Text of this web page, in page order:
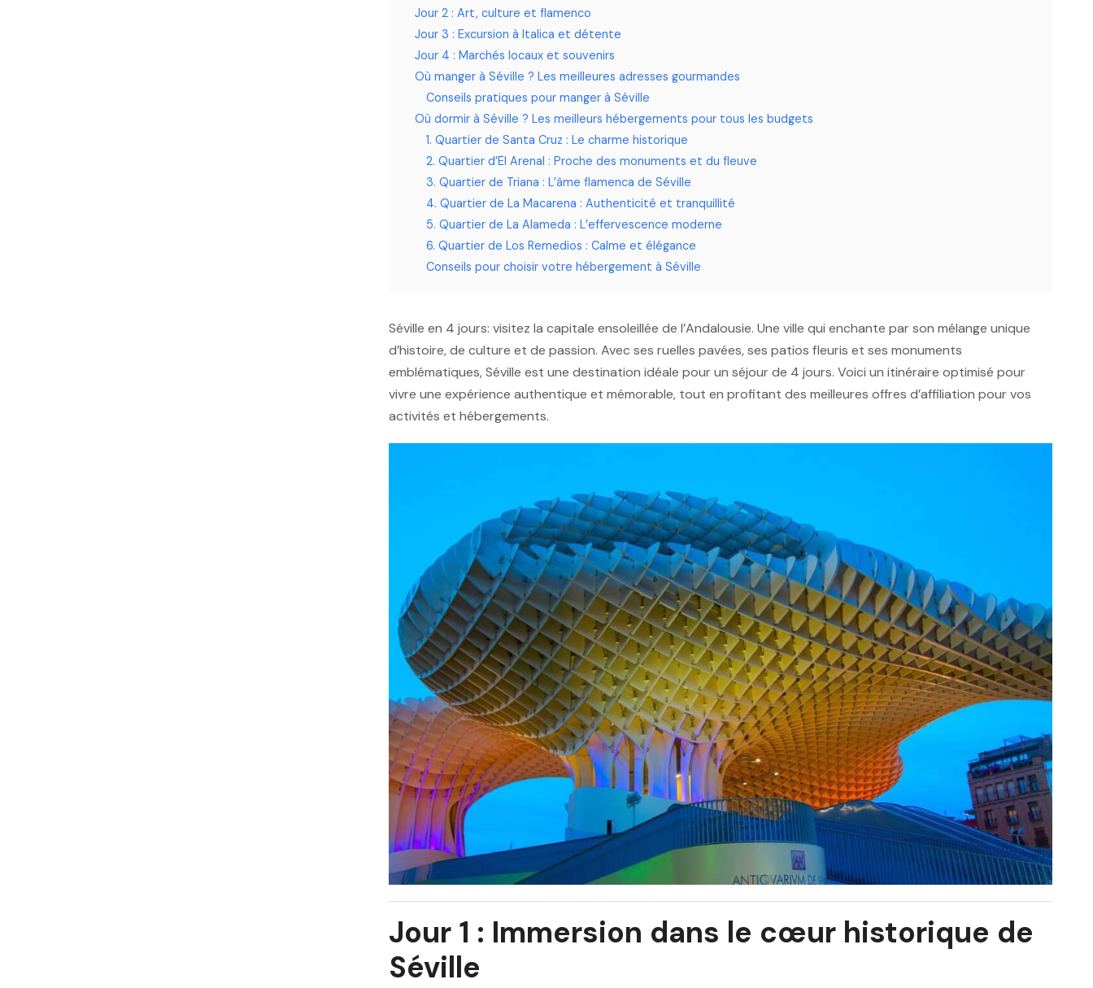
Jour 2 : Art, culture et flamenco
Jour 3 : Excursion à Italica et détente
Jour 4 : Marchés locaux et souvenirs
Où manger à Séville ? Les meilleures adresses gourmandes
Conseils pratiques pour manger à Séville
Où dormir à Séville ? Les meilleurs hébergements pour tous les budgets
1. Quartier de Santa Cruz : Le charme historique
2. Quartier d’El Arenal : Proche des monuments et du fleuve
3. Quartier de Triana : L’âme flamenca de Séville
4. Quartier de La Macarena : Authenticité et tranquillité
5. Quartier de La Alameda : L’effervescence moderne
6. Quartier de Los Remedios : Calme et élégance
Conseils pour choisir votre hébergement à Séville
Séville en 4 jours: visitez la capitale ensoleillée de l’Andalousie. Une ville qui enchante par son mélange unique
d’histoire, de culture et de passion. Avec ses ruelles pavées, ses patios fleuris et ses monuments
emblématiques, Séville est une destination idéale pour un séjour de 4 jours. Voici un itinéraire optimisé pour
vivre une expérience authentique et mémorable, tout en profitant des meilleures offres d’affiliation pour vos
activités et hébergements.
Jour 1 : Immersion dans le cœur historique de
Séville